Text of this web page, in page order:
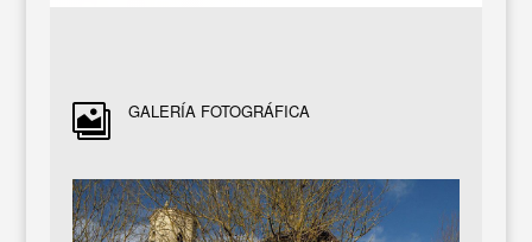
 GALERÍA FOTOGRÁFICA